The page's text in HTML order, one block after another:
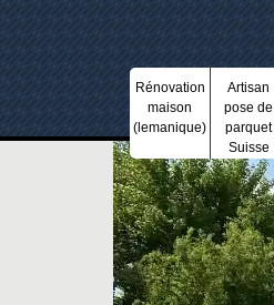
Rénovation
maison
(lemanique)
Artisan
pose de
parquet
Suisse